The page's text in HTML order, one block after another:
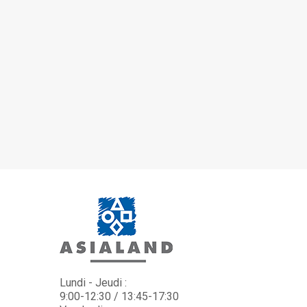
Lundi - Jeudi :
9:00-12:30 / 13:45-17:30